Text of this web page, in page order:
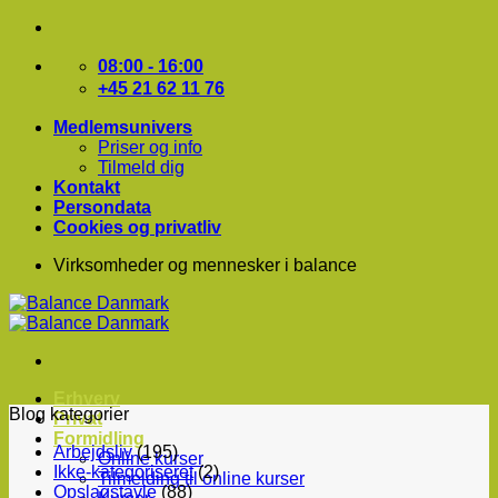
Fortsæt
indhold
08:00 - 16:00
+45 21 62 11 76
Medlemsunivers
Priser og info
Tilmeld dig
Kontakt
Persondata
Cookies og privatliv
Virksomheder og mennesker i balance
Privat
Formidling
Online kurser
Tilmelding til online kurser
Blog kategorier
Arbejdsliv(195)
Ikke-kategoriseret(2)
Opslagstavle(88)